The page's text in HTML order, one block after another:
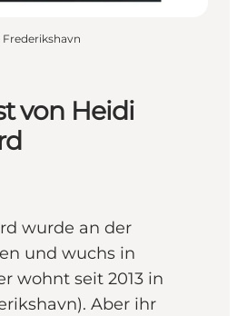
von Heidi
wurde an der
und wuchs in
wohnt seit 2013 in
Aber ihr